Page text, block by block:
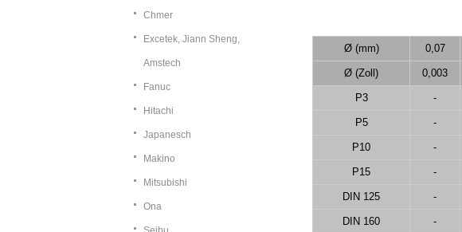
Chmer
Excetek, Jiann Sheng,
Amstech
Fanuc
Hitachi
Japanesch
Makino
Mitsubishi
Ona
Ø (mm) 0,07
Ø (Zoll) 0,003
P3 -
P5 -
P10 -
P15 -
DIN 125 -
DIN 160 -